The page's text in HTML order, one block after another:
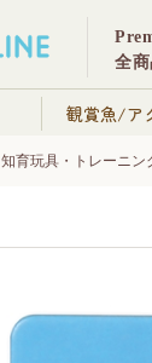
全商
観賞魚/ア
知育玩具・トレーニン